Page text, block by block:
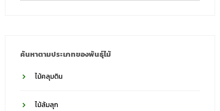
ค้นหาตามประเภทของพันธุ์ไม้
ไม้คลุมดิน
ไม้ล้มลุก